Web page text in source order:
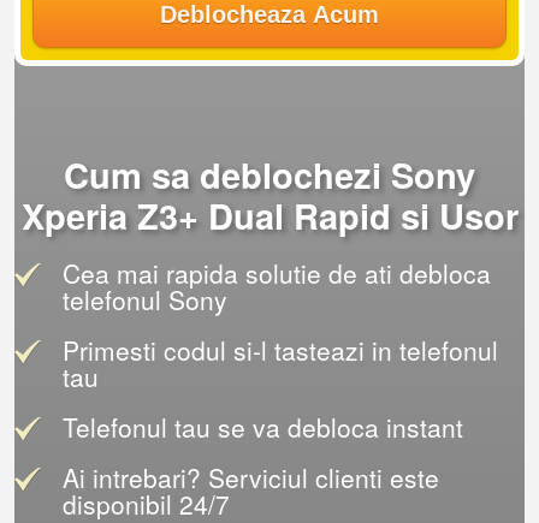
Deblocheaza Acum
Cum sa deblochezi Sony
Xperia Z3+ Dual Rapid si Usor
Cea mai rapida solutie de ati debloca
telefonul Sony
Primesti codul si-l tasteazi in telefonul
tau
Telefonul tau se va debloca instant
Ai intrebari? Serviciul clienti este
disponibil 24/7